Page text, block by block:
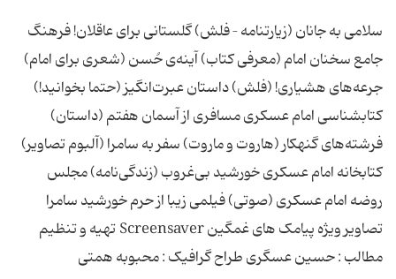
سلامی به جانان (زیارتنامه – فلش) گلستانی برای عاقلان! فرهنگ
جامع سخنان امام (معرفی كتاب) آینه‌ی حُسن (شعری برای امام)
جرعه‌های هشیاری! (فلش) داستان عبرت‌انگیز (حتما بخوانید!)
كتابشناسی امام عسكری مسافری از آسمان هفتم (داستان)
فرشته‌های گنهكار (هاروت و ماروت) سفر به سامرا (آلبوم تصاویر)
كتابخانه امام عسكری خورشید بی‌غروب (زندگی‌نامه) مجلس
روضه امام عسكری (صوتی) فیلمی زیبا از حرم خورشید سامرا
تصاویر ویژه پیامک های غمگین Screensaver تهیه و تنظیم
مطالب : حسین عسگری طراح گرافیک : محبوبه همتی